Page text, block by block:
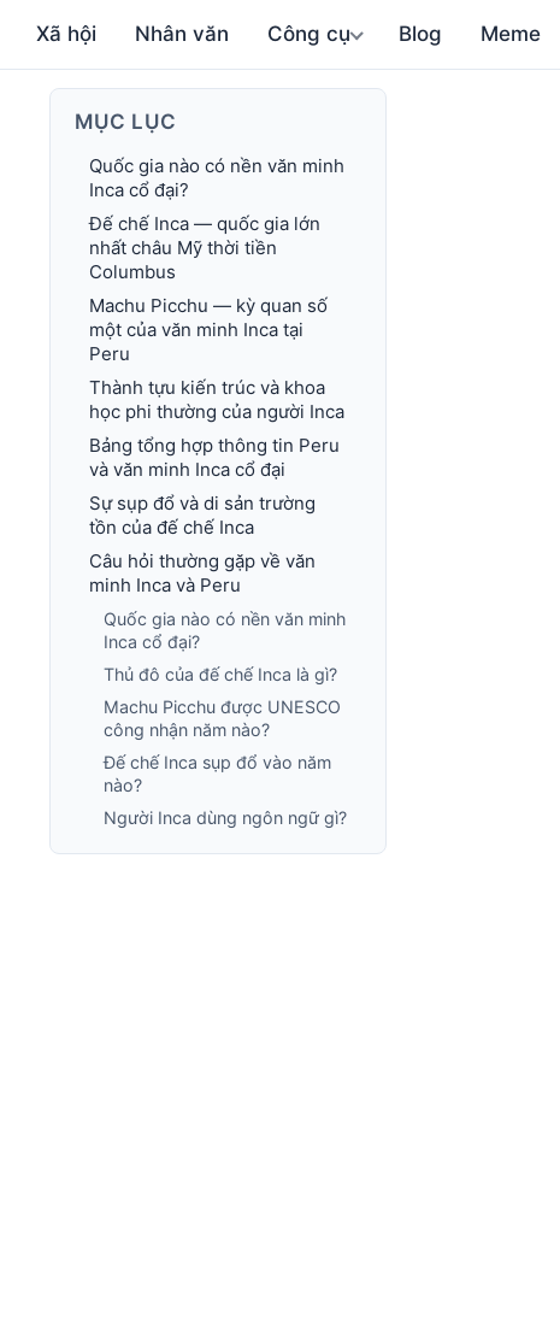
Xã hội Nhân văn Công cụ Blog Meme
MỤC LỤC
Quốc gia nào có nền văn minh
Inca cổ đại?
Đế chế Inca — quốc gia lớn
nhất châu Mỹ thời tiền
Columbus
Machu Picchu — kỳ quan số
một của văn minh Inca tại
Peru
Thành tựu kiến trúc và khoa
học phi thường của người Inca
Bảng tổng hợp thông tin Peru
và văn minh Inca cổ đại
Sự sụp đổ và di sản trường
tồn của đế chế Inca
Câu hỏi thường gặp về văn
minh Inca và Peru
Quốc gia nào có nền văn minh
Inca cổ đại?
Thủ đô của đế chế Inca là gì?
Machu Picchu được UNESCO
công nhận năm nào?
Đế chế Inca sụp đổ vào năm
nào?
Người Inca dùng ngôn ngữ gì?